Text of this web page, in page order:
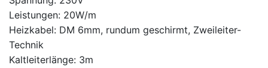
Leistungen: 20W/m
Heizkabel: DM 6mm, rundum geschirmt, Zweileiter-
Technik
Kaltleiterlänge: 3m